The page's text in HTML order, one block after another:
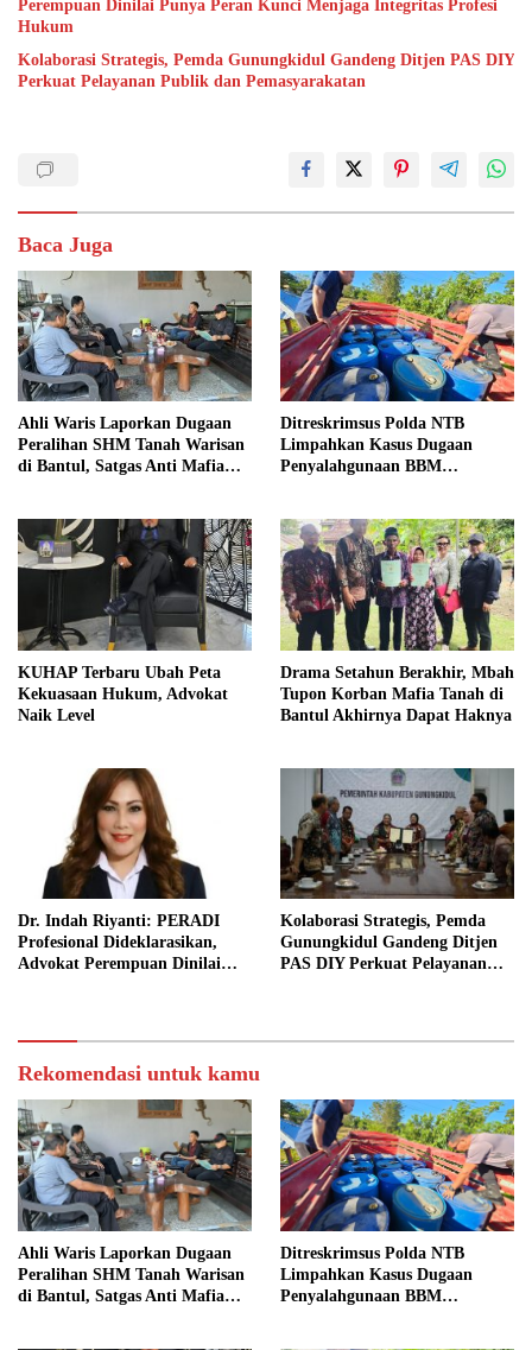
Perempuan Dinilai Punya Peran Kunci Menjaga Integritas Profesi
Hukum
Kolaborasi Strategis, Pemda Gunungkidul Gandeng Ditjen PAS DIY
Perkuat Pelayanan Publik dan Pemasyarakatan
Baca Juga
Ahli Waris Laporkan Dugaan
Peralihan SHM Tanah Warisan
di Bantul, Satgas Anti Mafia
Ditreskrimsus Polda NTB
Limpahkan Kasus Dugaan
Penyalahgunaan BBM
KUHAP Terbaru Ubah Peta
Kekuasaan Hukum, Advokat
Naik Level
Drama Setahun Berakhir, Mbah
Tupon Korban Mafia Tanah di
Bantul Akhirnya Dapat Haknya
Dr. Indah Riyanti: PERADI
Profesional Dideklarasikan,
Advokat Perempuan Dinilai
Kolaborasi Strategis, Pemda
Gunungkidul Gandeng Ditjen
PAS DIY Perkuat Pelayanan
Rekomendasi untuk kamu
Ahli Waris Laporkan Dugaan
Peralihan SHM Tanah Warisan
di Bantul, Satgas Anti Mafia
Ditreskrimsus Polda NTB
Limpahkan Kasus Dugaan
Penyalahgunaan BBM